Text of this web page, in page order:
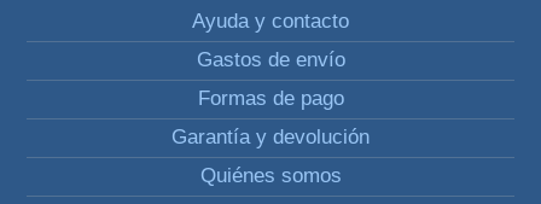
Ayuda y contacto
Gastos de envío
Formas de pago
Garantía y devolución
Quiénes somos